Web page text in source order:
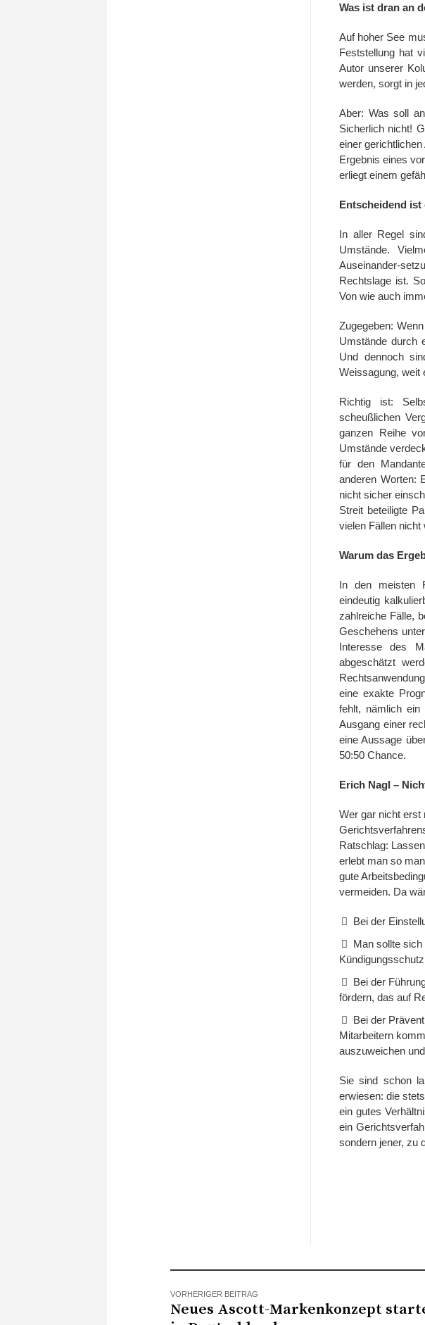
Was ist dran an
Auf hoher See
Feststellung hat
Autor unserer
werden, sorgt in
Aber: Was soll
Sicherlich nicht!
einer
Ergebnis eines
erliegt einem
Entscheidend ist
In aller Regel
Umstände.
Auseinander-
Rechtslage ist.
Von wie auch
Zugegeben:
Umstände durch
Und dennoch
Weissagung, weit
Richtig ist:
scheußlichen
ganzen Reihe
Umstände
für den
anderen Worten:
nicht sicher
Streit beteiligte
vielen Fällen nicht
Warum das
In den meisten
eindeutig
zahlreiche Fälle,
Geschehens
Interesse des
abgeschätzt
eine exakte
fehlt, nämlich ein
Ausgang einer
eine Aussage
50:50 Chance.
Erich Nagl –
Wer gar nicht erst
Ratschlag:
erlebt man so
gute
vermeiden. Da
Bei der
Man sollte
Bei der
fördern, das auf
Bei der
Mitarbeitern
auszuweichen
Sie sind schon
erwiesen: die
ein gutes
ein
sondern jener, zu
VORHERIGER BEITRAG
Neues Ascott-Markenkonzept